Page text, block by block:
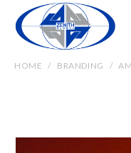
HOME BRANDING